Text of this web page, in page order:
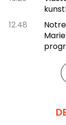
12.48